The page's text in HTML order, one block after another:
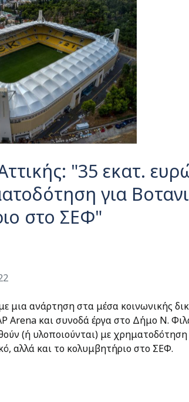
"35 εκατ.
για
στο ΣΕΦ"
μια ανάρτηση στα μέσα κοινωνικής
Arena και συνοδά έργα στο Δήμο Ν.
(ή υλοποιούνται) με
αλλά και το κολυμβητήριο στο ΣΕΦ.